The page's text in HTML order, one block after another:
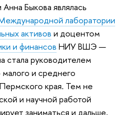
Быкова являлась
лаборатории
активов и доцентом
и финансов НИУ ВШЭ —
стала руководителем
и среднего
края. Тем не
и научной работой
заниматься и дальше,